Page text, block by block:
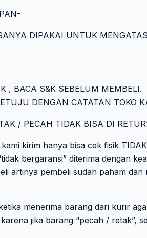
DIPAKAI UNTUK
, BACA S&K SEBELUM MEMBELI.
DENGAN CATATAN TOKO
/ PECAH TIDAK BISA DI
kirim hanya bisa cek fisik
bergaransi” diterima dengan
artinya pembeli sudah paham
menerima barang dari kurir
jika barang “pecah / retak”,